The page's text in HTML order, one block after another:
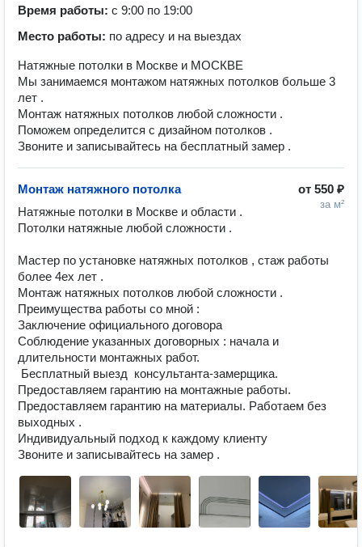
Время работы: с 9:00 по 19:00
Место работы: по адресу и на выездах
Натяжные потолки в Москве и МОСКВЕ
Мы занимаемся монтажом натяжных потолков больше 3
лет .
Монтаж натяжных потолков любой сложности .
Поможем определится с дизайном потолков .
Звоните и записывайтесь на бесплатный замер .
от 550 ₽
за м²
Монтаж натяжного потолка
Натяжные потолки в Москве и области .
Потолки натяжные любой сложности .
Мастер по установке натяжных потолков , стаж работы
более 4ех лет .
Монтаж натяжных потолков любой сложности .
Преимущества работы со мной :
Заключение официального договора
Соблюдение указанных договорных : начала и
длительности монтажных работ.
Предоставляем гарантию на монтажные работы.
Предоставляем гарантию на материалы. Работаем без
выходных .
Индивидуальный подход к каждому клиенту